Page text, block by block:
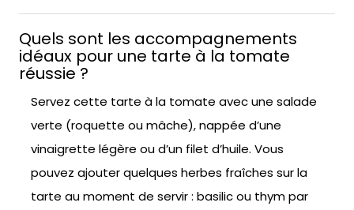
Quels sont les accompagnements
idéaux pour une tarte à la tomate
réussie ?
Servez cette tarte à la tomate avec une salade
verte (roquette ou mâche), nappée d’une
vinaigrette légère ou d’un filet d’huile. Vous
pouvez ajouter quelques herbes fraîches sur la
tarte au moment de servir : basilic ou thym par